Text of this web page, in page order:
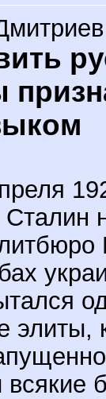
элиты,